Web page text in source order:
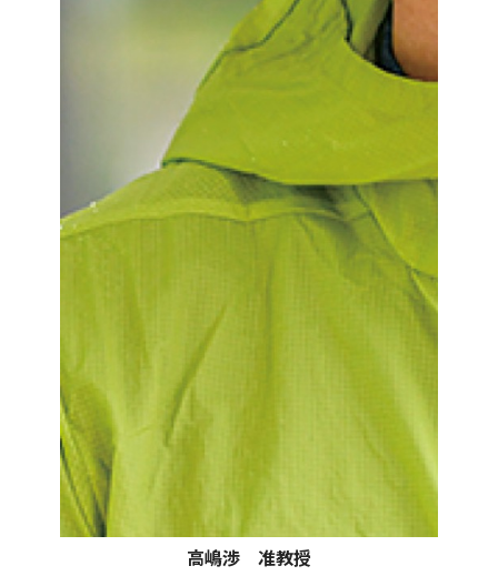
高嶋渉 准教授